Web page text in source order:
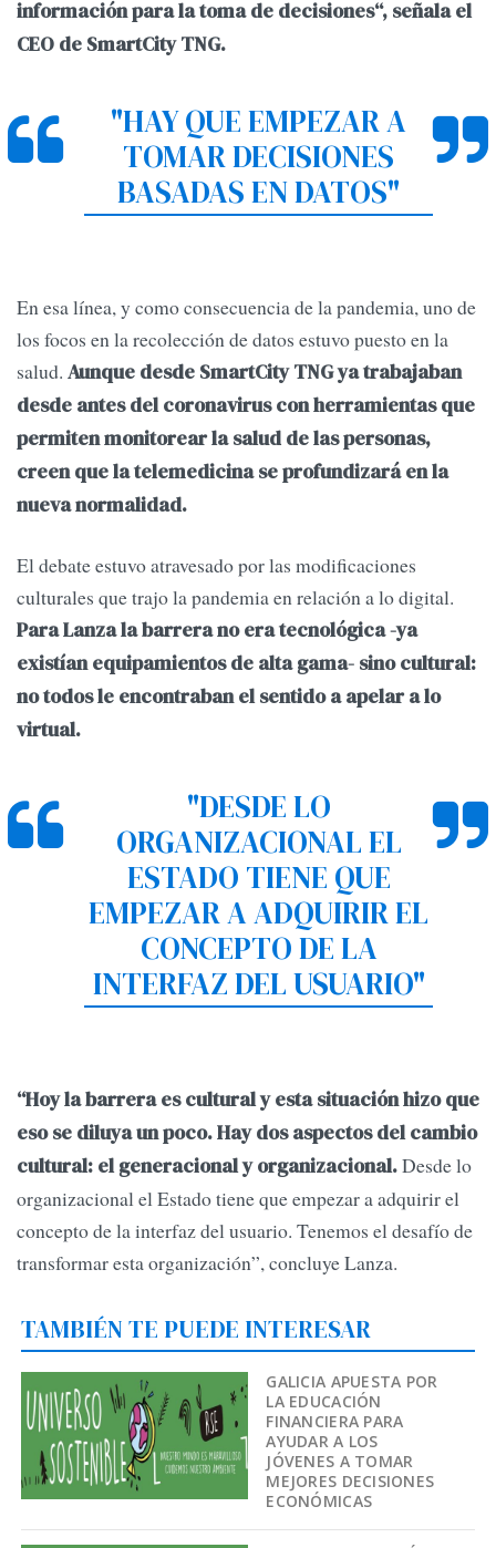
información para la toma de decisiones“, señala el
CEO de SmartCity TNG.
"HAY QUE EMPEZAR A
TOMAR DECISIONES
BASADAS EN DATOS"
En esa línea, y como consecuencia de la pandemia, uno de
los focos en la recolección de datos estuvo puesto en la
salud. Aunque desde SmartCity TNG ya trabajaban
desde antes del coronavirus con herramientas que
permiten monitorear la salud de las personas,
creen que la telemedicina se profundizará en la
nueva normalidad.
El debate estuvo atravesado por las modificaciones
culturales que trajo la pandemia en relación a lo digital.
Para Lanza la barrera no era tecnológica -ya
existían equipamientos de alta gama- sino cultural:
no todos le encontraban el sentido a apelar a lo
virtual.
"DESDE LO
ORGANIZACIONAL EL
ESTADO TIENE QUE
EMPEZAR A ADQUIRIR EL
CONCEPTO DE LA
INTERFAZ DEL USUARIO"
“Hoy la barrera es cultural y esta situación hizo que
eso se diluya un poco. Hay dos aspectos del cambio
cultural: el generacional y organizacional.Desde lo
organizacional el Estado tiene que empezar a adquirir el
concepto de la interfaz del usuario. Tenemos el desafío de
transformar esta organización”, concluye Lanza.
TAMBIÉN TE PUEDE INTERESAR
GALICIA APUESTA POR
LA EDUCACIÓN
FINANCIERA PARA
AYUDAR A LOS
JÓVENES A TOMAR
MEJORES DECISIONES
ECONÓMICAS